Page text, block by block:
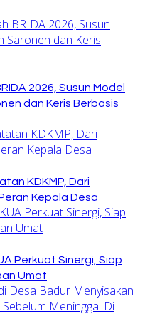
2026, Susun Model
dan Keris Berbasis
KDKMP, Dari
Kepala Desa
Perkuat Sinergi, Siap
Umat